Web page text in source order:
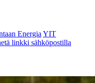
Energia YIT
linkki sähköpostilla